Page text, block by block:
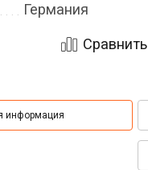
Германия
Сравнить
информация